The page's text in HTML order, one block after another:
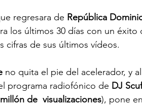
regresara de República
los últimos 30 días con un éxito
cifras de sus últimos vídeos.
no quita el pie del acelerador, y
programa radiofónico de DJ
de  visualizaciones), pone